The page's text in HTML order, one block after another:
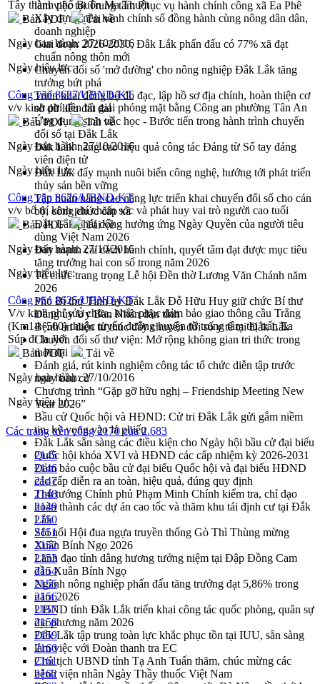
làm việc tại Trung tâm Phục vụ hành chính công xã Ea Phê
Xây dựng nền hành chính số đồng hành cùng nông dân dân,
doanh nghiệp
Giai đoạn 2026-2030, Đắk Lắk phấn đấu có 77% xã đạt
chuẩn nông thôn mới
Chuyển đổi số 'mở đường' cho nông nghiệp Đắk Lắk tăng
trưởng bứt phá
Triển khai đồng bộ đo đạc, lập hồ sơ địa chính, hoàn thiện cơ
sở dữ liệu đất đai
Ứng dụng sinh trắc học - Bước tiến trong hành trình chuyển
đổi số tại Đắk Lắk
Đắk Lắk nâng cao hiệu quả công tác Đảng từ Sổ tay đảng
viên điện tử
Đắk Lắk đẩy mạnh nuôi biển công nghệ, hướng tới phát triển
thủy sản bền vững
Tập huấn nâng cao năng lực triển khai chuyển đổi số cho cán
bộ, công chức cấp xã
Đắk Lắk phát động hưởng ứng Ngày Quyền của người tiêu
dùng Việt Nam 2026
Đẩy mạnh cải cách hành chính, quyết tâm đạt được mục tiêu
tăng trưởng hai con số trong năm 2026
Tổ chức trang trọng Lễ hội Đền thờ Lương Văn Chánh năm
2026
Phó Bí thư Tỉnh ủy Đắk Lắk Đỗ Hữu Huy giữ chức Bí thư
Đảng ủy Ủy Ban Nhân dân tỉnh
Bệnh án điện tử thúc đẩy chuyển đổi số y tế tại Đắk Lắk
Chuyển đổi số thư viện: Mở rộng không gian tri thức trong
thời đại số
Đánh giá, rút kinh nghiệm công tác tổ chức diễn tập trước
ngày bầu cử
Chương trình “Gặp gỡ hữu nghị – Friendship Meeting New
Year 2026”
Bầu cử Quốc hội và HĐND: Cử tri Đắk Lắk gửi gắm niềm
tin, kỳ vọng vào lá phiếu
Đắk Lắk sẵn sàng các điều kiện cho Ngày hội bầu cử đại biểu
Quốc hội khóa XVI và HĐND các cấp nhiệm kỳ 2026-2031
Đảm bảo cuộc bầu cử đại biểu Quốc hội và đại biểu HĐND
các cấp diễn ra an toàn, hiệu quả, đúng quy định
Thủ tướng Chính phủ Phạm Minh Chính kiểm tra, chỉ đạo
hoàn thành các dự án cao tốc và thăm khu tái định cư tại Đắk
Lắk
Sôi nổi Hội đua ngựa truyền thống Gò Thì Thùng mừng
Xuân Bính Ngọ 2026
Lãnh đạo tỉnh dâng hương tưởng niệm tại Đập Đồng Cam
đầu Xuân Bính Ngọ
Ngành nông nghiệp phấn đấu tăng trưởng đạt 5,86% trong
năm 2026
UBND tỉnh Đắk Lắk triển khai công tác quốc phòng, quân sự
địa phương năm 2026
Đắk Lắk tập trung toàn lực khắc phục tồn tại IUU, sẵn sàng
làm việc với Đoàn thanh tra EC
Chủ tịch UBND tỉnh Tạ Anh Tuấn thăm, chúc mừng các
bệnh viện nhân Ngày Thầy thuốc Việt Nam
Tây thành phố Buôn Ma Thuột
Bản PDF
Tải về
Ngày ban hành: 27/10/2016
Ngày hiệu lực:
Công văn 8627/UBND-KT
v/v kinh phí đền bù giải phóng mặt bằng Công an phường Tân An
Bản PDF
Tải về
Ngày ban hành:27/10/2016
Ngày hiệu lực:
Công văn 8626/UBND-KT
v/v bố trí kinh phí chăm sóc và phát huy vai trò người cao tuổi
Bản PDF
Tải về
Ngày ban hành:27/10/2016
Ngày hiệu lực:
Công văn 8625/UBND-KT
V/v kinh phí sửa chữa, khắc phục đảm bảo giao thông cầu Trắng
(Km14+500) thuộc tuyến đường huyện từ trung tâm thị trấn Ea
Súp đi Ia Jlơi
Bản PDF
Tải về
Ngày ban hành:27/10/2016
Ngày hiệu lực:
Các trang trên cổng 2170 của 2.683
2145
2146
2147
2148
2149
2150
2151
2152
2153
2154
2155
2156
2157
2158
2159
2160
2161
2162